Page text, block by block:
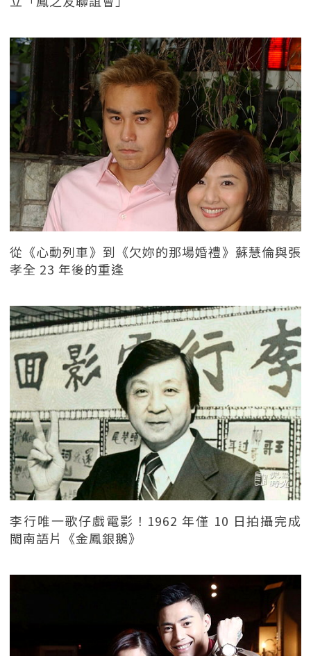
從《心動列車》到《欠妳的那場婚禮》蘇慧倫與張
孝全 23 年後的重逢
李行唯一歌仔戲電影！1962 年僅 10 日拍攝完成
閩南語片《金鳳銀鵝》